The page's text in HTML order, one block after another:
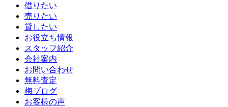
借りたい
売りたい
貸したい
お役立ち情報
スタッフ紹介
会社案内
お問い合わせ
無料査定
梅ブログ
お客様の声